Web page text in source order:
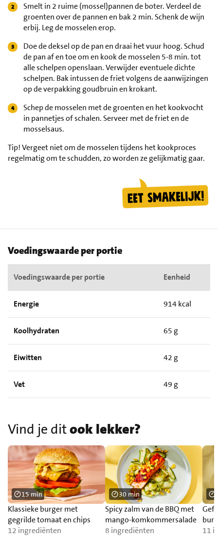
Smelt in 2 ruime (mossel)pannen de boter. Verdeel de
groenten over de pannen en bak 2 min. Schenk de wijn
erbij. Leg de mosselen erop.
Doe de deksel op de pan en draai het vuur hoog. Schud
de pan af en toe om en kook de mosselen 5-8 min. tot
alle schelpen openslaan. Verwijder eventuele dichte
schelpen. Bak intussen de friet volgens de aanwijzingen
op de verpakking goudbruin en krokant.
Schep de mosselen met de groenten en het kookvocht
in pannetjes of schalen. Serveer met de friet en de
mosselsaus.
Tip!Vergeet niet om de mosselen tijdens het kookproces
regelmatig om te schudden, zo worden ze gelijkmatig gaar.
Voedingswaarde per portie
Voedingswaarde per portie Eenheid
Energie 914 kcal
Koolhydraten 65 g
Eiwitten 42 g
Vet 49 g
Vind je ditook lekker?
Klassieke burger met
gegrilde tomaat en chips
12 ingrediënten
15 min
Spicy zalm van de BBQ met
mango-komkommersalade
8 ingrediënten
30 min
11